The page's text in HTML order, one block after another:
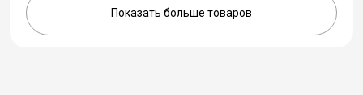
Показать больше товаров